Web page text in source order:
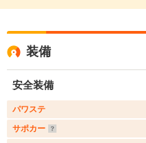
装備
安全装備
パワステ
サポカー